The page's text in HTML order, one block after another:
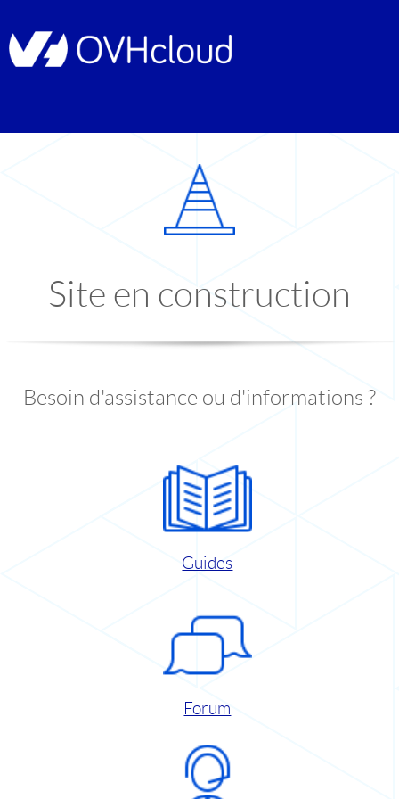
Site en construction
Besoin d'assistance ou d'informations ?
Guides
Forum